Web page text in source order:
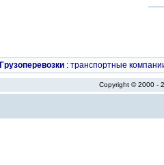
Грузоперевозки : транспортные
Copyright © 2000 -